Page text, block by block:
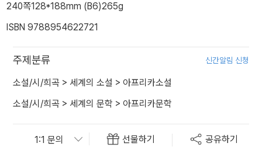
240쪽128*188mm (B6)265g
ISBN 9788954622721
주제분류 신간알림 신청
소설/시/희곡 > 세계의 소설 > 아프리카소설
소설/시/희곡 > 세계의 문학 > 아프리카문학
선물하기 공유하기